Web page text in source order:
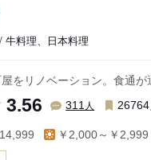
牛料理、日本料理
をリノベーション。食通が
3.56 311 人 26764
￥2,000～￥2,999